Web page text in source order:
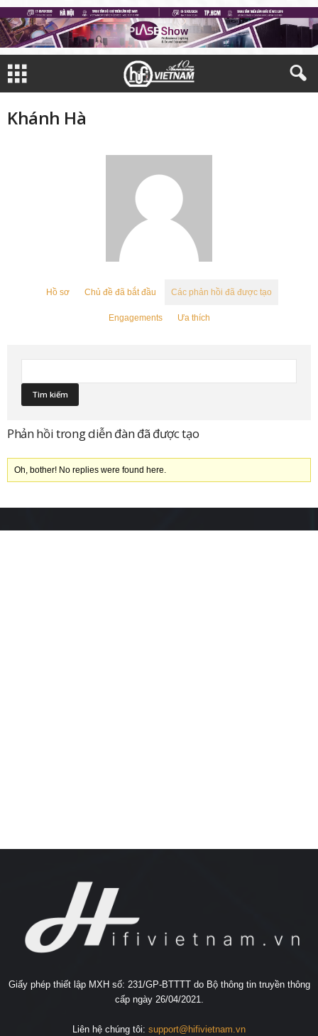
Khánh Hà
Hồ sơ Chủ đề đã bắt đầu Các phản hồi đã được tạo
Engagements Ưa thích
Phản hồi trong diễn đàn đã được tạo
Oh, bother! No replies were found here.
Giấy phép thiết lập MXH số: 231/GP-BTTTT do Bộ thông tin truyền thông
cấp ngày 26/04/2021.
Liên hệ chúng tôi: support@hifivietnam.vn